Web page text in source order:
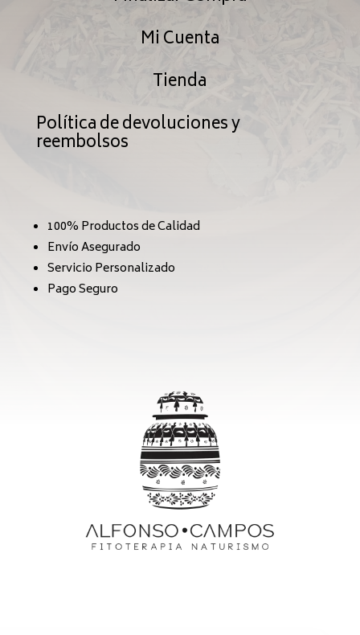
Mi Cuenta
Tienda
Política de devoluciones y
reembolsos
100% Productos de Calidad
Envío Asegurado
Servicio Personalizado
Pago Seguro